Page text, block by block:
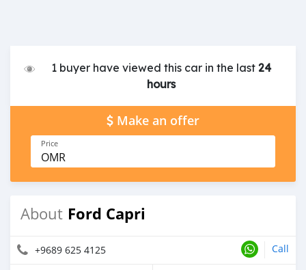
1 buyer have viewed this car in the last24
hours
Make an offer
Price
OMR
About Ford Capri
+9689 625 4125 Call